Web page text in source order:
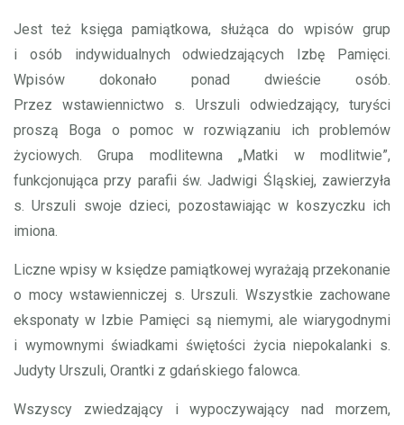
Jest też księga pamiątkowa, służąca do wpisów grup
i osób indywidualnych odwiedzających Izbę Pamięci.
Wpisów dokonało ponad dwieście osób.
Przez wstawiennictwo s. Urszuli odwiedzający, turyści
proszą Boga o pomoc w rozwiązaniu ich problemów
życiowych. Grupa modlitewna „Matki w modlitwie”,
funkcjonująca przy parafii św. Jadwigi Śląskiej, zawierzyła
s. Urszuli swoje dzieci, pozostawiając w koszyczku ich
imiona.
Liczne wpisy w księdze pamiątkowej wyrażają przekonanie
o mocy wstawienniczej s. Urszuli. Wszystkie zachowane
eksponaty w Izbie Pamięci są niemymi, ale wiarygodnymi
i wymownymi świadkami świętości życia niepokalanki s.
Judyty Urszuli, Orantki z gdańskiego falowca.
Wszyscy zwiedzający i wypoczywający nad morzem,